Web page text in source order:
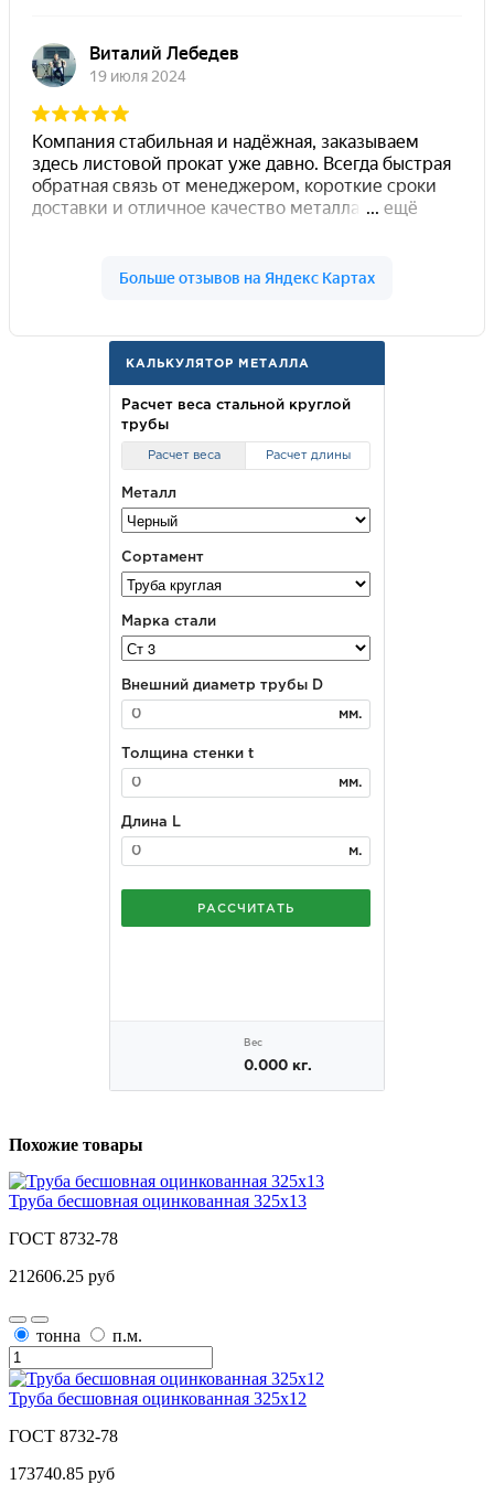
Похожие товары
Труба бесшовная оцинкованная 325х13
ГОСТ 8732-78
212606.25 руб
тонна п.м.
Труба бесшовная оцинкованная 325х12
ГОСТ 8732-78
173740.85 руб